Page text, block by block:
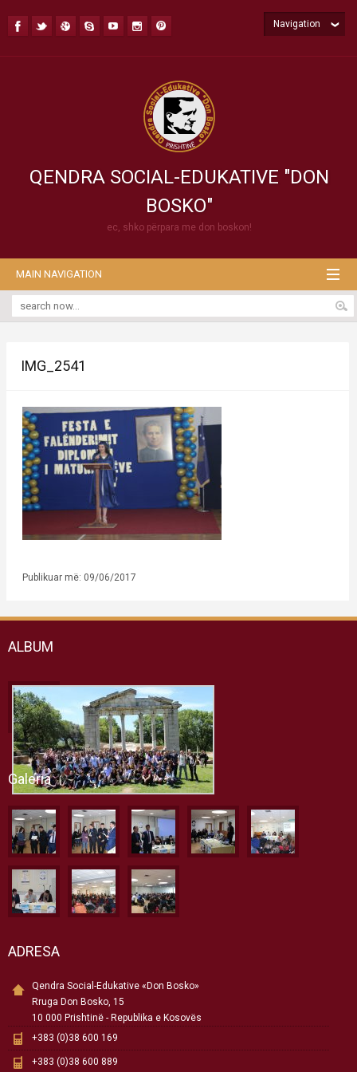
QENDRA SOCIAL-EDUKATIVE "DON
BOSKO"
ec, shko përpara me don boskon!
Navigation
MAIN NAVIGATION
IMG_2541
Publikuar më: 09/06/2017
ALBUM
Galeria
ADRESA
Qendra Social-Edukative «Don Bosko»
Rruga Don Bosko, 15
10 000 Prishtinë - Republika e Kosovës
+383 (0)38 600 169
+383 (0)38 600 889